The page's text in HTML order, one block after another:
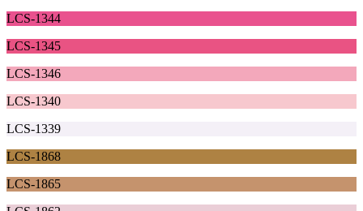
LCS-1344
LCS-1345
LCS-1346
LCS-1340
LCS-1339
LCS-1868
LCS-1865